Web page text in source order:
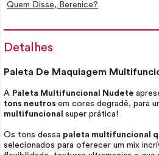
Quem Disse, Berenice?
Detalhes
Paleta De Maquiagem
A Paleta Multifuncional Nudete
tons neutros em cores degradê, para
multifuncional super prática!
Os tons dessa paleta multifuncional
selecionados para oferecer um mix